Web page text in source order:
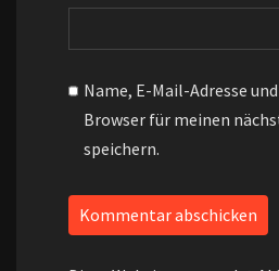
Name, E-Mail-Adresse
Browser für meinen
speichern.